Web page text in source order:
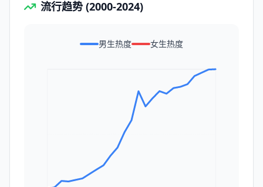
流行趋势 (2000-2024)
男生热度 女生热度